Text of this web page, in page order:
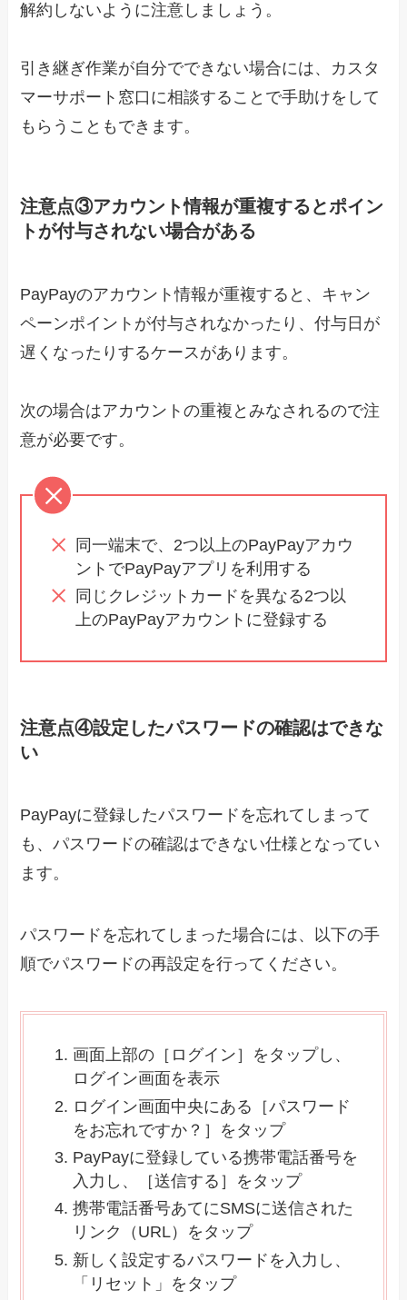
解約しないように注意しましょう。
引き継ぎ作業が自分でできない場合には、カスタ
マーサポート窓口に相談することで手助けをして
もらうこともできます。
注意点③アカウント情報が重複するとポイン
トが付与されない場合がある
PayPayのアカウント情報が重複すると、キャン
ペーンポイントが付与されなかったり、付与日が
遅くなったりするケースがあります。
次の場合はアカウントの重複とみなされるので注
意が必要です。
同一端末で、2つ以上のPayPayアカウ
ントでPayPayアプリを利用する
同じクレジットカードを異なる2つ以
上のPayPayアカウントに登録する
注意点④設定したパスワードの確認はできな
い
PayPayに登録したパスワードを忘れてしまって
も、パスワードの確認はできない仕様となってい
ます。
パスワードを忘れてしまった場合には、以下の手
順でパスワードの再設定を行ってください。
画面上部の［ログイン］をタップし、
ログイン画面を表示
ログイン画面中央にある［パスワード
をお忘れですか？］をタップ
PayPayに登録している携帯電話番号を
入力し、［送信する］をタップ
携帯電話番号あてにSMSに送信された
リンク（URL）をタップ
新しく設定するパスワードを入力し、
「リセット」をタップ